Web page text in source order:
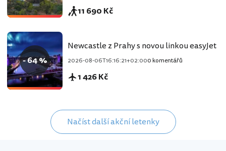
11 690 Kč
- 64 %
Newcastle z Prahy s novou linkou easyJet
2026-08-06T16:16:21+02:000 komentářů
1 426 Kč
Načíst další akční letenky